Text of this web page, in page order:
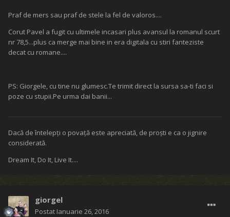
Praf de mers sau praf de stele la fel de valoros....
Corut Pavel a fugit cu ultimele incasari plus avansul la romanul scurt
nr 78,5...plus ca merge mai bine in era digitala cu stiri fanteziste
decat cu romane....
PS: Giorgele, cu tine nu glumesc.Te trimit direct la sursa sa-ti faci si
poze cu stupii.Pe urma dai banii...
Dacă de întelepţi o povaţă este apreciată, de proşti e ca o jignire
considerată.
Dream It, Do It, Live It....
giorgel
Postat Ianuarie 26, 2016